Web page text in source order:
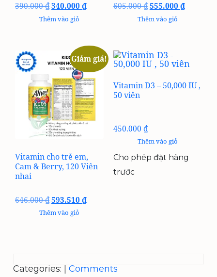
390.000₫Giá
gốc
là:
340.000 ₫Giá
Thêm vào giỏ
605.000₫Giá
gốc
là:
555.000 ₫Giá
hiện
Thêm vào giỏ
Giảm giá!
Vitamin cho trẻ em,
Cam & Berry, 120 Viên
nhai
646.000₫Giá
gốc
là:
593.510 ₫Giá
Thêm vào giỏ
Vitamin D3 – 50,000 IU ,
50 viên
450.000 ₫
Thêm vào giỏ
Cho phép đặt hàng
trước
Categories: Comments